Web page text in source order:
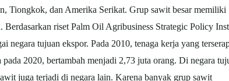
Tiongkok, dan Amerika Serikat. Grup sawit besar memiliki
riset Palm Oil Agribusiness Strategic Policy
tujuan ekspor. Pada 2010, tenaga kerja yang
2020, bertambah menjadi 2,73 juta orang. Di negara
juga terjadi di negara lain. Karena banyak grup sawit